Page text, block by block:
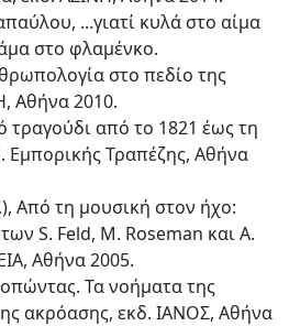
...γιατί κυλά στο αίμα
στο φλαμένκο.
στο πεδίο της
Αθήνα 2010.
τραγούδι από το 1821 έως τη
Εμπορικής Τραπέζης, Αθήνα
Από τη μουσική στον ήχο:
S. Feld, M. Roseman και Α.
Αθήνα 2005.
Τα νοήματα της
ακρόασης, εκδ. ΙΑΝΟΣ, Αθήνα